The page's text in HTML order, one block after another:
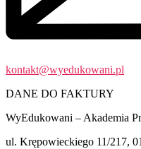
kontakt@wyedukowani.pl
DANE DO FAKTURY
WyEdukowani – Akademia
ul. Krępowieckiego 11/217,